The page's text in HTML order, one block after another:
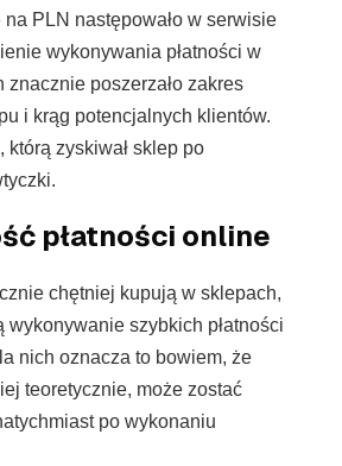
PLN następowało w serwisie
wykonywania płatności w
znacznie poszerzało zakres
i krąg potencjalnych klientów.
którą zyskiwał sklep po
płatności online
chętniej kupują w sklepach,
wykonywanie szybkich płatności
nich oznacza to bowiem, że
teoretycznie, może zostać
po wykonaniu